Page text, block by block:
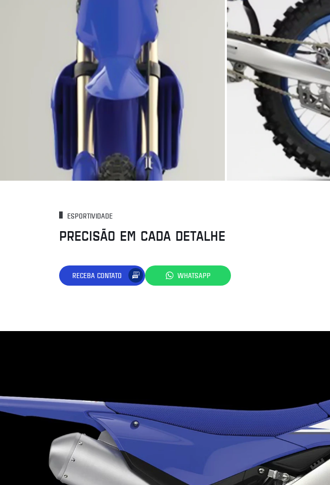
ESPORTIVIDADE
PRECISÃO EM CADA DETALHE
RECEBA CONTATO WHATSAPP